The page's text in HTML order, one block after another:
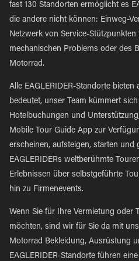
fast 130 Standorten ermöglicht es
die andere nicht können: Einweg-
Netzwerk von Service-Stützpunkten
mechanischen Problems oder des
Motorrad.
Alle EAGLERIDER-Standorte bieten
bedeutet, unser Team kümmert
Hotelbuchungen und
Mobile Tour Guide App zur
erscheinen, aufsteigen, starten und
EAGLERIDERs weltberühmte
Erlebnissen über selbstgeführte
hin zu Firmenevents.
Wenn Sie für Ihre Vermietung oder
möchten, sind wir für Sie da mit
Motorrad Bekleidung, Ausrüstung
EAGLERIDER-Standorte führen